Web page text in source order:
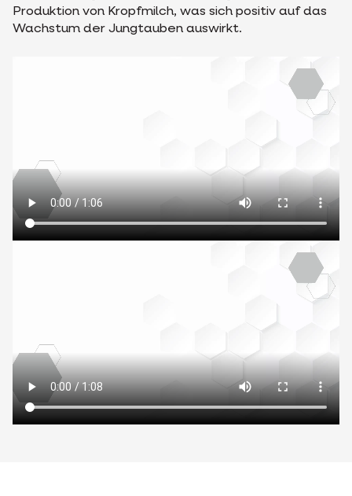
Produktion von Kropfmilch, was sich positiv auf das
Wachstum der Jungtauben auswirkt.